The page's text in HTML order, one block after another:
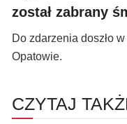
został zabrany
Do zdarzenia doszło
Opatowie.
CZYTAJ